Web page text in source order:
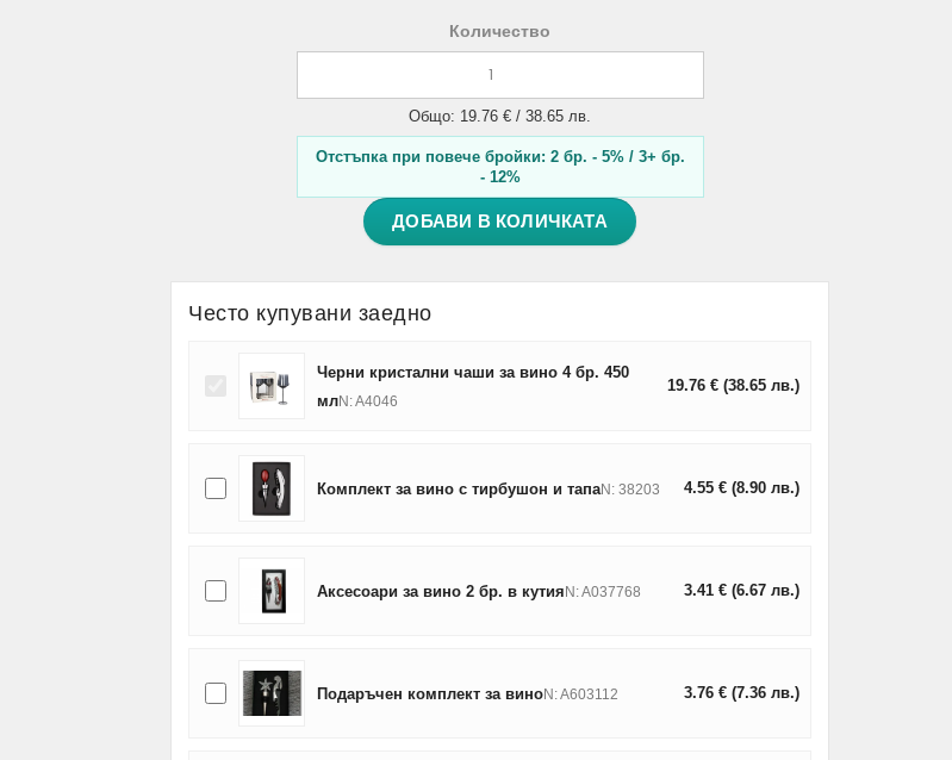
Количество
Общо: 19.76 € / 38.65 лв.
Отстъпка при повече бройки: 2 бр. - 5% / 3+ бр.
- 12%
ДОБАВИ В КОЛИЧКАТА
Често купувани заедно
Черни кристални чаши за вино 4 бр. 450
млN: A4046
19.76 € (38.65 лв.)
Комплект за вино с тирбушон и тапаN: 38203 4.55 € (8.90 лв.)
Аксесоари за вино 2 бр. в кутия N: A037768 3.41 € (6.67 лв.)
Подаръчен комплект за виноN: A603112 3.76 € (7.36 лв.)